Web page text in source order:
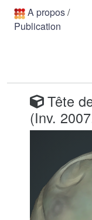
A propos/
Publication
Tête
(Inv.